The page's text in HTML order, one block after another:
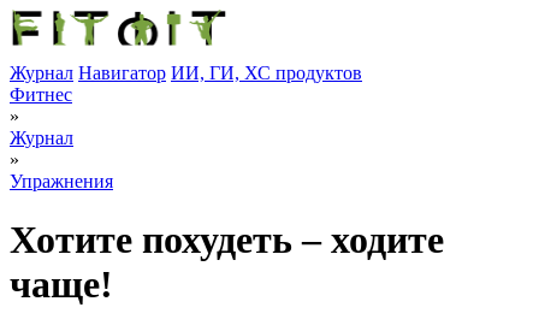
Журнал Навигатор ИИ, ГИ, ХС продуктов
Фитнес
»
Журнал
»
Упражнения
Хотите похудеть – ходите
чаще!